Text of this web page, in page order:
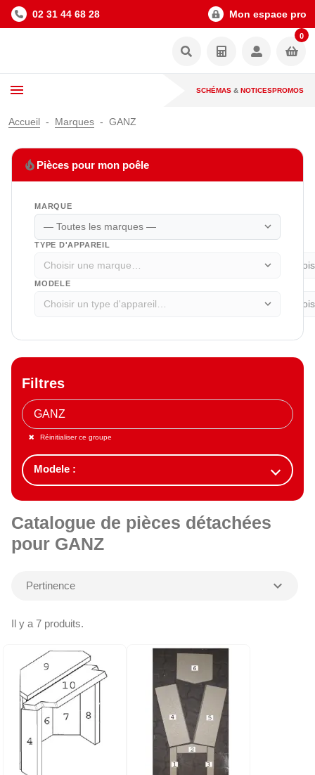
02 31 44 68 28 Mon espace pro
0
SCHÉMAS & NOTICESPROMOS
Accueil Marques GANZ
local_fire_department Pièces pour mon poêle
MARQUE
expand_more
TYPE D'APPAREIL
expand_more
MODELE
expand_more
Filtres
Réinitialiser ce groupe
Catalogue de pièces détachées
pour GANZ
Il y a 7 produits.
Pertinence expand_more